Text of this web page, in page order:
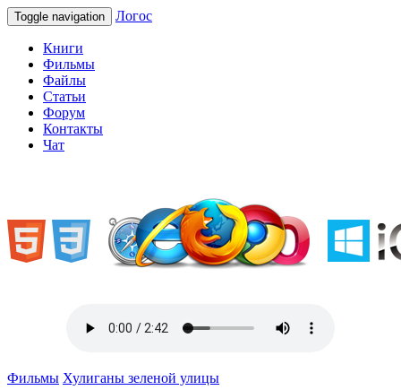
Toggle navigation Логос
Книги
Фильмы
Файлы
Статьи
Форум
Контакты
Чат
Фильмы Хулиганы зеленой улицы